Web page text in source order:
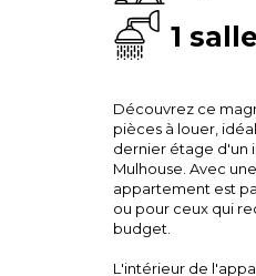
1
Découvrez ce
pièces à louer,
dernier étage d'un
Mulhouse. Avec
appartement est
ou pour ceux qui
budget.
L'intérieur de